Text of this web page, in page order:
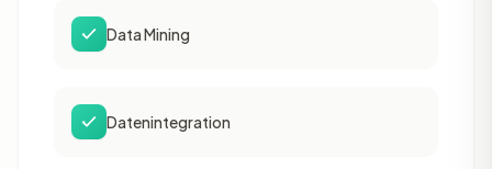
Data Mining
Datenintegration